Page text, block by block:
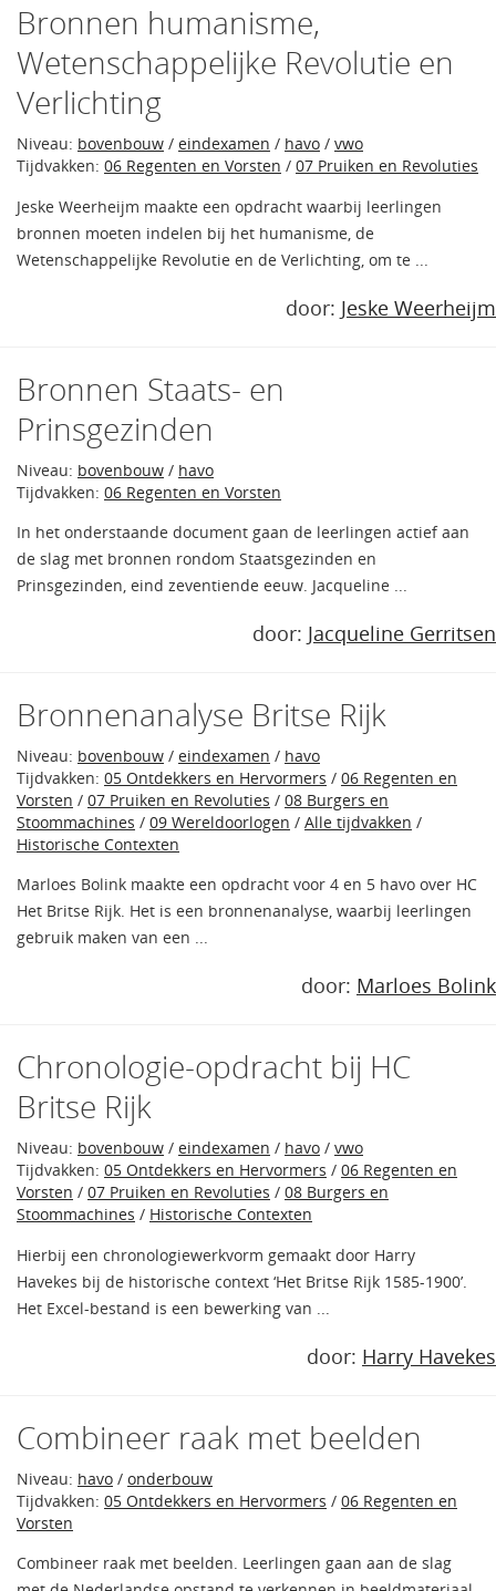
Bronnen humanisme,
Wetenschappelijke Revolutie en
Verlichting
Niveau: bovenbouw / eindexamen / havo / vwo
Tijdvakken: 06 Regenten en Vorsten / 07 Pruiken en Revoluties
Jeske Weerheijm maakte een opdracht waarbij leerlingen
bronnen moeten indelen bij het humanisme, de
Wetenschappelijke Revolutie en de Verlichting, om te ...
door: Jeske Weerheijm
Bronnen Staats- en
Prinsgezinden
Niveau: bovenbouw / havo
Tijdvakken: 06 Regenten en Vorsten
In het onderstaande document gaan de leerlingen actief aan
de slag met bronnen rondom Staatsgezinden en
Prinsgezinden, eind zeventiende eeuw. Jacqueline ...
door: Jacqueline Gerritsen
Bronnenanalyse Britse Rijk
Niveau: bovenbouw / eindexamen / havo
Tijdvakken: 05 Ontdekkers en Hervormers / 06 Regenten en
Vorsten / 07 Pruiken en Revoluties / 08 Burgers en
Stoommachines / 09 Wereldoorlogen / Alle tijdvakken /
Historische Contexten
Marloes Bolink maakte een opdracht voor 4 en 5 havo over HC
Het Britse Rijk. Het is een bronnenanalyse, waarbij leerlingen
gebruik maken van een ...
door: Marloes Bolink
Chronologie-opdracht bij HC
Britse Rijk
Niveau: bovenbouw / eindexamen / havo / vwo
Tijdvakken: 05 Ontdekkers en Hervormers / 06 Regenten en
Vorsten / 07 Pruiken en Revoluties / 08 Burgers en
Stoommachines / Historische Contexten
Hierbij een chronologiewerkvorm gemaakt door Harry
Havekes bij de historische context ‘Het Britse Rijk 1585-1900’.
Het Excel-bestand is een bewerking van ...
door: Harry Havekes
Combineer raak met beelden
Niveau: havo / onderbouw
Tijdvakken: 05 Ontdekkers en Hervormers / 06 Regenten en
Vorsten
Combineer raak met beelden. Leerlingen gaan aan de slag